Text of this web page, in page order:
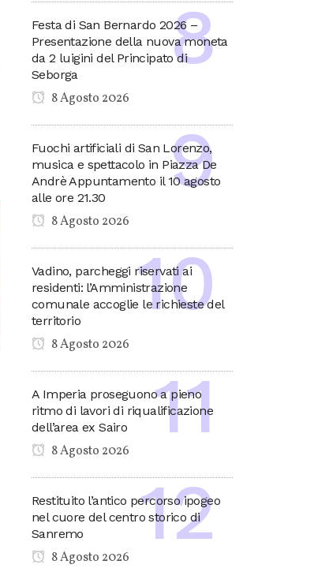
Festa di San Bernardo 2026 –
Presentazione della nuova moneta
da 2 luigini del Principato di
Seborga
8 Agosto 2026
Fuochi artificiali di San Lorenzo,
musica e spettacolo in Piazza De
Andrè Appuntamento il 10 agosto
alle ore 21.30
8 Agosto 2026
Vadino, parcheggi riservati ai
residenti: l’Amministrazione
comunale accoglie le richieste del
territorio
8 Agosto 2026
A Imperia proseguono a pieno
ritmo di lavori di riqualificazione
dell’area ex Sairo
8 Agosto 2026
Restituito l’antico percorso ipogeo
nel cuore del centro storico di
Sanremo
8 Agosto 2026